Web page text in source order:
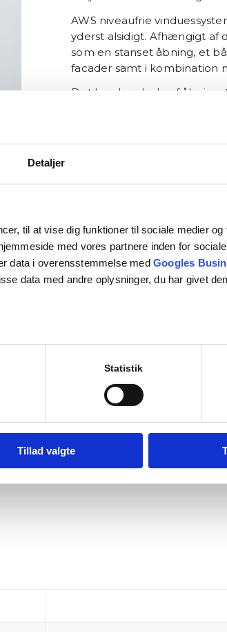
Detaljer
til at vise dig funktioner til sociale medier
med vores partnere inden for
data i overensstemmelse med Googles
data med andre oplysninger, du har givet
Statistik
Tillad valgte
AWS niveaufrie
yderst alsidigt. Afhængigt af
som en stanset åbning, et
facader samt i kombination
Det brede udvalg af
vinduer, dreje-/kipvinduer-